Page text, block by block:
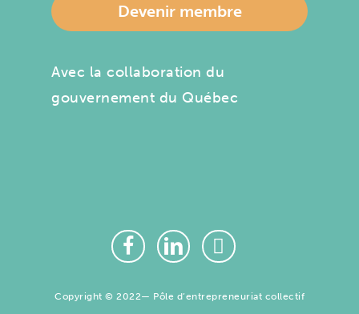
Devenir membre
Avec la collaboration du
gouvernement du Québec
Copyright © 2022— Pôle d’entrepreneuriat collectif